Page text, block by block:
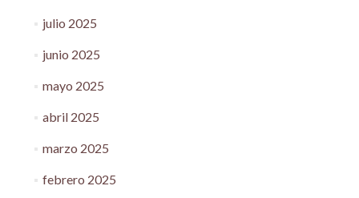
julio 2025
junio 2025
mayo 2025
abril 2025
marzo 2025
febrero 2025